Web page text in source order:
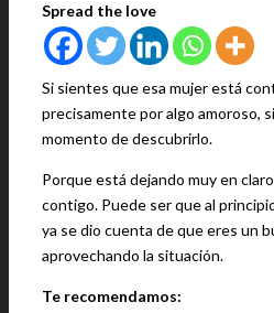
Spread the love
Si sientes que esa mujer está
precisamente por algo amoroso,
momento de descubrirlo.
Porque está dejando muy en
contigo. Puede ser que al
ya se dio cuenta de que eres un
aprovechando la situación.
Te recomendamos: